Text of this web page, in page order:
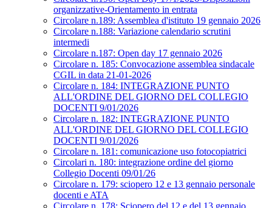
organizzative-Orientamento in entrata
Circolare n.189: Assemblea d'istituto 19 gennaio 2026
Circolare n.188: Variazione calendario scrutini
intermedi
Circolare n.187: Open day 17 gennaio 2026
Circolare n. 185: Convocazione assemblea sindacale
CGIL in data 21-01-2026
Circolare n. 184: INTEGRAZIONE PUNTO
ALL'ORDINE DEL GIORNO DEL COLLEGIO
DOCENTI 9/01/2026
Circolare n. 182: INTEGRAZIONE PUNTO
ALL'ORDINE DEL GIORNO DEL COLLEGIO
DOCENTI 9/01/2026
Circolare n. 181: comunicazione uso fotocopiatrici
Circolari n. 180: integrazione ordine del giorno
Collegio Docenti 09/01/26
Circolare n. 179: sciopero 12 e 13 gennaio personale
docenti e ATA